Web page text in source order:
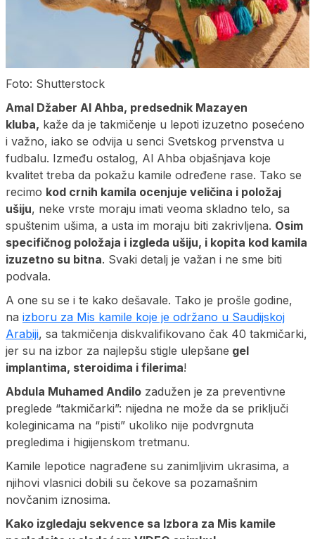
Foto: Shutterstock
Amal Džaber Al Ahba, predsednik Mazayen
kluba, kaže da je takmičenje u lepoti izuzetno posećeno
i važno, iako se odvija u senci Svetskog prvenstva u
fudbalu. Između ostalog, Al Ahba objašnjava koje
kvalitet treba da pokažu kamile određene rase. Tako se
recimo kod crnih kamila ocenjuje veličina i položaj
ušiju, neke vrste moraju imati veoma skladno telo, sa
spuštenim ušima, a usta im moraju biti zakrivljena. Osim
specifičnog položaja i izgleda ušiju, i kopita kod kamila
izuzetno su bitna. Svaki detalj je važan i ne sme biti
podvala.
A one su se i te kako dešavale. Tako je prošle godine,
na izboru za Mis kamile koje je održano u Saudijskoj
Arabiji, sa takmičenja diskvalifikovano čak 40 takmičarki,
jer su na izbor za najlepšu stigle ulepšane gel
implantima, steroidima i filerima!
Abdula Muhamed Andilo zadužen je za preventivne
preglede “takmičarki”: nijedna ne može da se priključi
koleginicama na “pisti” ukoliko nije podvrgnuta
pregledima i higijenskom tretmanu.
Kamile lepotice nagrađene su zanimljivim ukrasima, a
njihovi vlasnici dobili su čekove sa pozamašnim
novčanim iznosima.
Kako izgledaju sekvence sa Izbora za Mis kamile